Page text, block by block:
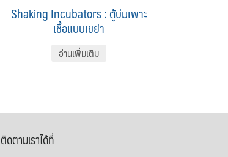
Shaking Incubators : ตู้บ่มเพาะ
เชื้อแบบเขย่า
อ่านเพิ่มเติม
ติดตามเราได้ที่